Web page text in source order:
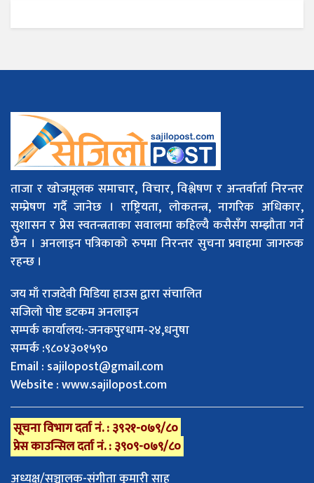
ताजा र खोजमूलक समाचार, विचार, विश्लेषण र अन्तर्वार्ता निरन्तर
सम्प्रेषण गर्दै जानेछ । राष्ट्रियता, लोकतन्त्र, नागरिक अधिकार,
सुशासन र प्रेस स्वतन्त्रताका सवालमा कहिल्यै कसैसँग सम्झौता गर्ने
छैन । अनलाइन पत्रिकाको रुपमा निरन्तर सुचना प्रवाहमा जागरुक
रहन्छ ।
जय माँ राजदेवी मिडिया हाउस द्वारा संचालित
सजिलो पोष्ट डटकम अनलाइन
सम्पर्क कार्यालय:-जनकपुरधाम-२४,धनुषा
सम्पर्क :९८०४३०१५९०
Email : sajilopost@gmail.com
Website : www.sajilopost.com
सूचना विभाग दर्ता नं. : ३९२१-०७९/८०
प्रेस काउन्सिल दर्ता नं. : ३९०९-०७९/८०
अध्यक्ष/सञ्चालक-संगीता कुमारी साह